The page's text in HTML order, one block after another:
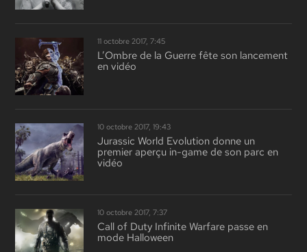
11 octobre 2017, 7:45
L’Ombre de la Guerre fête son lancement
en vidéo
10 octobre 2017, 19:43
Jurassic World Evolution donne un
premier aperçu in-game de son parc en
vidéo
10 octobre 2017, 7:37
Call of Duty Infinite Warfare passe en
mode Halloween